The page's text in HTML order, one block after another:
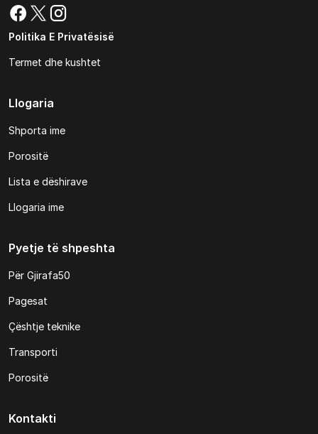
Politika E Privatësisë
Termet dhe kushtet
Llogaria
Shporta ime
Porositë
Lista e dëshirave
Llogaria ime
Pyetje të shpeshta
Për Gjirafa50
Pagesat
Çështje teknike
Transporti
Porositë
Kontakti